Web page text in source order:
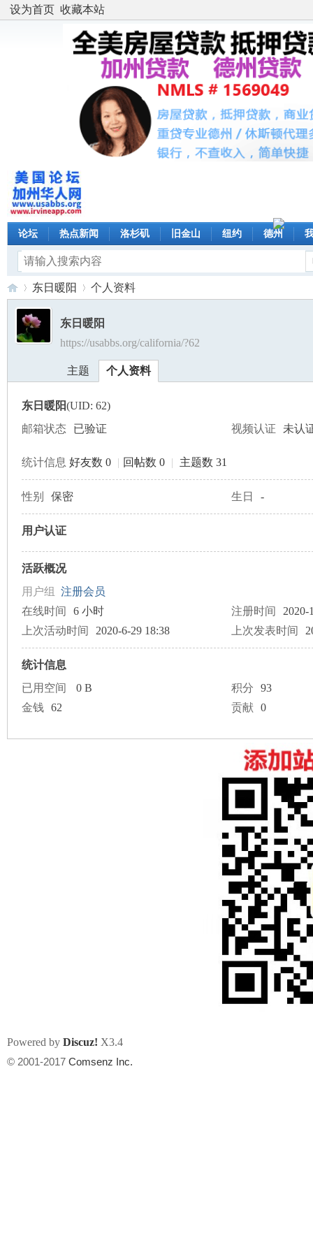
设为首页 收藏本站
论坛 热点新闻 洛杉矶 旧金山 纽约 德州
美
州
›
东日暖阳
›
个人资料
东日暖阳
https://usabbs.org/california/?62
主题 个人资料
东日暖阳(UID: 62)
邮箱状态
已验证 视频认证 未认
统计信息 好友数 0 | 回帖数 0 | 主题数 31
性别 保密 生日 -
用户认证
活跃概况
用户组 注册会员
在线时间
6 小时 注册时间
2020-
上次活动时间
2020-6-29 18:38 上次发表时间
统计信息
已用空间
0 B 积分
93
金钱
62 贡献 0
Powered by Discuz! X3.4
© 2001-2017 Comsenz Inc.